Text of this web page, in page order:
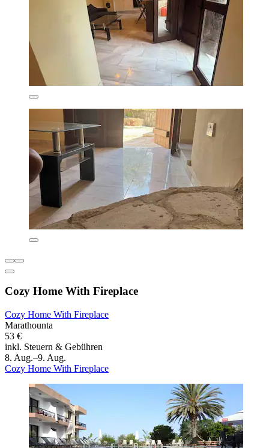
Cozy Home With Fireplace
Cozy Home With Fireplace
Marathounta
53 €
inkl. Steuern & Gebühren
8. Aug.–9. Aug.
Cozy Home With Fireplace